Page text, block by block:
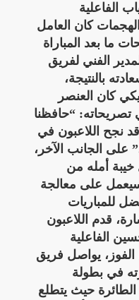
الفاعلية
الهجمات كان العامل
ما بعد المباراة
الفني لفريق
بالنتيجة،
كان العنصر
تصريحاته: “حافظنا
نجح اللاعبون في
على الجانب الآخر،
خيبة أمله من
سيعمل على معالجة
للمباريات
قدم اللاعبون
الفاعلية
الفوز، يواصل فريق
في بطولة
الطائرة حيث يتطلع